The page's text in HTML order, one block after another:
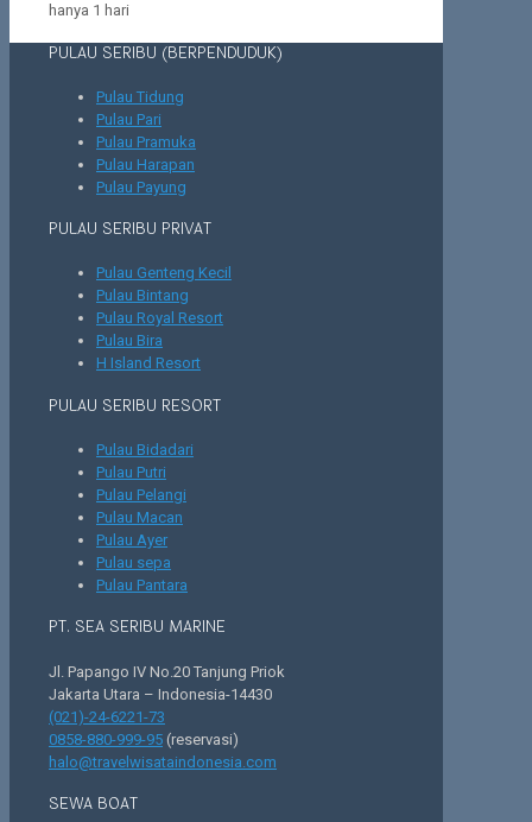
hanya 1 hari
PULAU SERIBU (BERPENDUDUK)
Pulau Tidung
Pulau Pari
Pulau Pramuka
Pulau Harapan
Pulau Payung
PULAU SERIBU PRIVAT
Pulau Genteng Kecil
Pulau Bintang
Pulau Royal Resort
Pulau Bira
H Island Resort
PULAU SERIBU RESORT
Pulau Bidadari
Pulau Putri
Pulau Pelangi
Pulau Macan
Pulau Ayer
Pulau sepa
Pulau Pantara
PT. SEA SERIBU MARINE
Jl. Papango IV No.20 Tanjung Priok
Jakarta Utara – Indonesia-14430
(021)-24-6221-73
0858-880-999-95 (reservasi)
halo@travelwisataindonesia.com
SEWA BOAT